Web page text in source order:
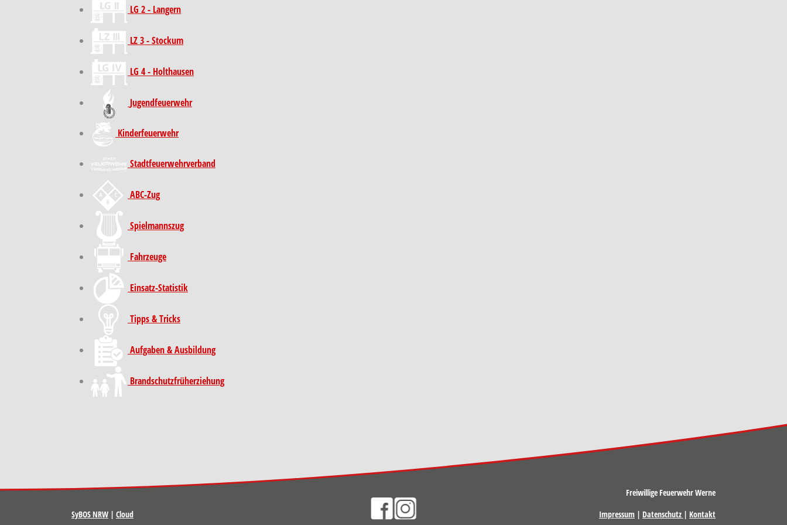
LG 2 - Langern
LZ 3 - Stockum
LG 4 - Holthausen
Jugendfeuerwehr
Kinder­feuer­wehr
Stadt­feuer­wehr­verband
ABC-Zug
Spielmannszug
Fahrzeuge
Einsatz-Statistik
Tipps & Tricks
Aufgaben & Ausbildung
Brand­schutz­früh­erziehung
SyBOS NRW | Cloud
Freiwillige Feuerwehr Werne
Impressum | Datenschutz | Kontakt